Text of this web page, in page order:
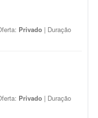
Privado | Duração
Privado | Duração